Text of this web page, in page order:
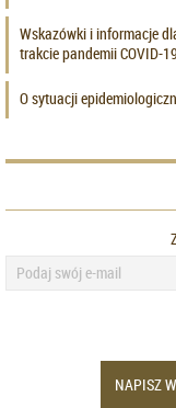
Wskazówki i informacje
trakcie pandemii COVID-
O sytuacji
NAPISZ